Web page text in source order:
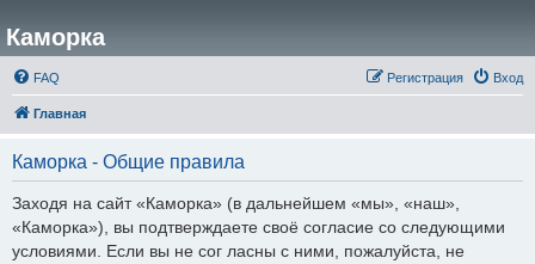
Каморка
FAQ Вход
Регистрация
Главная
Каморка - Общие правила
Заходя на сайт «Каморка» (в дальнейшем «мы», «наш»,
«Каморка»), вы подтверждаете своё согласие со следующими
условиями. Если вы не сог ласны с ними, пожалуйста, не